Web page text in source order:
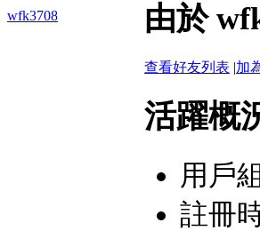
wfk3708 由於
查看好友列表 |加
活躍概
用戶
註冊